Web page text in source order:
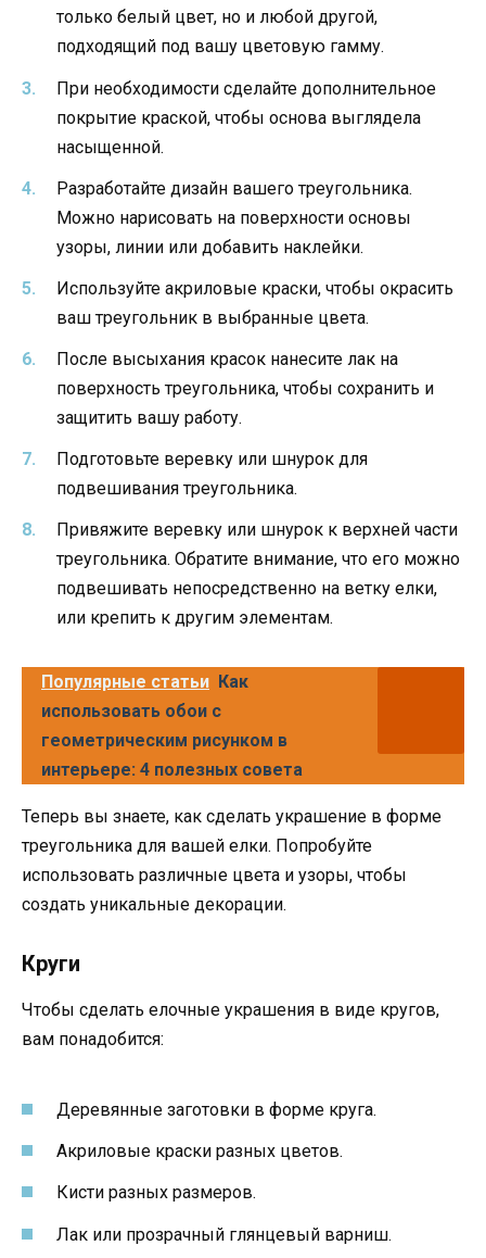
только белый цвет, но и любой другой,
подходящий под вашу цветовую гамму.
При необходимости сделайте дополнительное
покрытие краской, чтобы основа выглядела
насыщенной.
Разработайте дизайн вашего треугольника.
Можно нарисовать на поверхности основы
узоры, линии или добавить наклейки.
Используйте акриловые краски, чтобы окрасить
ваш треугольник в выбранные цвета.
После высыхания красок нанесите лак на
поверхность треугольника, чтобы сохранить и
защитить вашу работу.
Подготовьте веревку или шнурок для
подвешивания треугольника.
Привяжите веревку или шнурок к верхней части
треугольника. Обратите внимание, что его можно
подвешивать непосредственно на ветку елки,
или крепить к другим элементам.
Популярные статьи Как
использовать обои с
геометрическим рисунком в
интерьере: 4 полезных совета
Теперь вы знаете, как сделать украшение в форме
треугольника для вашей елки. Попробуйте
использовать различные цвета и узоры, чтобы
создать уникальные декорации.
Круги
Чтобы сделать елочные украшения в виде кругов,
вам понадобится:
Деревянные заготовки в форме круга.
Акриловые краски разных цветов.
Кисти разных размеров.
Лак или прозрачный глянцевый варниш.